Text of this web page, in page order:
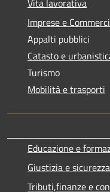
Imprese e
Appalti pubblici
Catasto e
Turismo
Mobilità e trasporti
Educazione e
Giustizia e
Tributi,finanze e